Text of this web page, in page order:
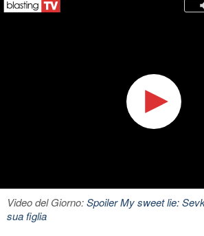
Video del Giorno:Spoiler My sweet lie:
sua figlia